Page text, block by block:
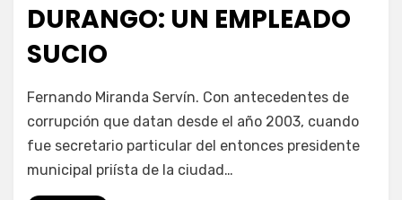
DURANGO: UN EMPLEADO
SUCIO
Enrique
Fernando Miranda Servín. Con antecedentes de
corrupción que datan desde el año 2003, cuando
fue secretario particular del entonces presidente
municipal priísta de la ciudad…